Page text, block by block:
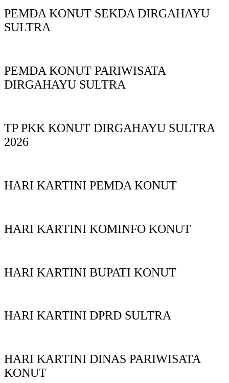
PEMDA KONUT SEKDA DIRGAHAYU
SULTRA
PEMDA KONUT PARIWISATA
DIRGAHAYU SULTRA
TP PKK KONUT DIRGAHAYU SULTRA
2026
HARI KARTINI PEMDA KONUT
HARI KARTINI KOMINFO KONUT
HARI KARTINI BUPATI KONUT
HARI KARTINI DPRD SULTRA
HARI KARTINI DINAS PARIWISATA
KONUT